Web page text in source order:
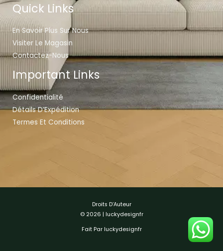
Quick Links
En Savoir Plus Sur Nous
Visiter Le Magasin
Contactez-Nous
Important Links
Confidentialité
Détails D’Expédition
Termes Et Conditions
Droits D’Auteur
© 2026 | luckydesignfr
Fait Par luckydesignfr